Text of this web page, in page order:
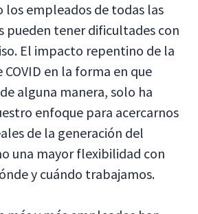
los empleados de todas las
pueden tener dificultades con
El impacto repentino de la
en la forma en que
alguna manera, solo ha
enfoque para acercarnos
de la generación del
una mayor flexibilidad con
y cuándo trabajamos.